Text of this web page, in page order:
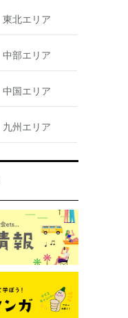
東北エリア
中部エリア
中国エリア
九州エリア